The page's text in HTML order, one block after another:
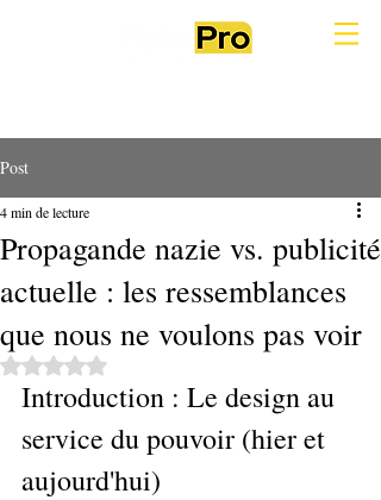
Post
Propagande nazie vs. publicité
actuelle : les ressemblances
que nous ne voulons pas voir
4 min de lecture
Noté NaN étoiles sur 5.
Introduction : Le design au
service du pouvoir (hier et
aujourd'hui)